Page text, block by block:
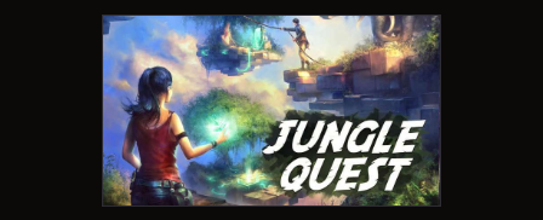
FAQ
KONTAKT
THIS IS US